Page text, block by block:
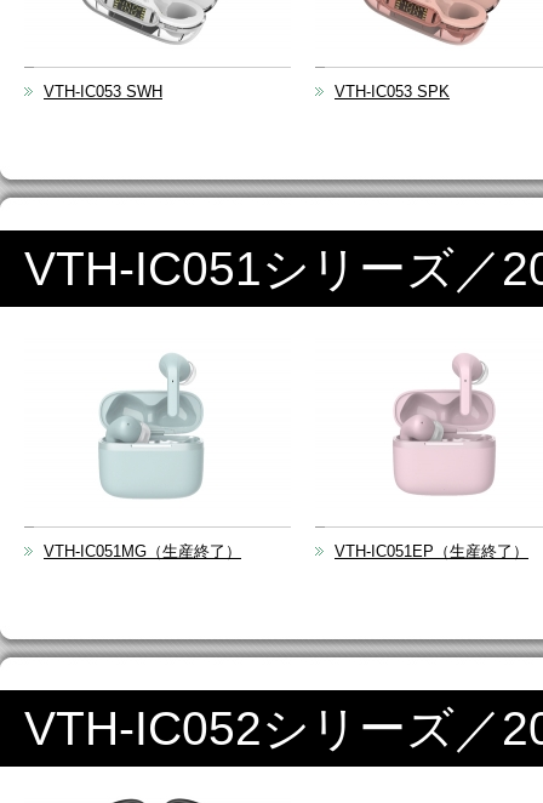
VTH-IC053 SWH VTH-IC053 SPK
VTH-IC051シリーズ／
VTH-IC051MG（生産終了） VTH-IC051EP（生産終了）
VTH-IC052シリーズ／